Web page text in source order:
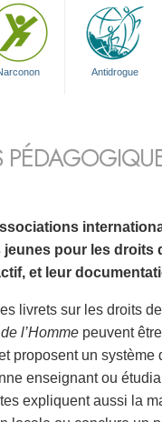
Antidrogue
jeunes pour les droits
et leur
livrets sur les droits
l’Homme peuvent
proposent un
enseignant ou
expliquent aussi la